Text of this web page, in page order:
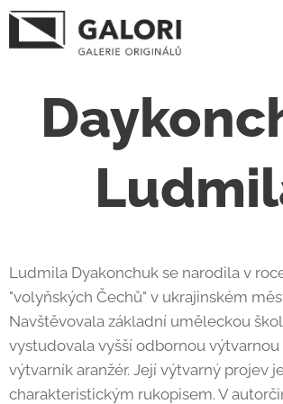
Ludmila Dyakonchuk se narodila v
"volyňských Čechů" v ukrajinském
Navštěvovala základní uměleckou
vystudovala vyšší odbornou výtvarnou
výtvarník aranžér. Její výtvarný projev
charakteristickým rukopisem. V